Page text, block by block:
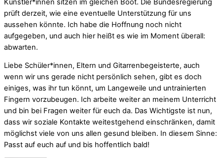
Künstler*innen sitzen im gleichen Boot. Die Bundesregierung
prüft derzeit, wie eine eventuelle Unterstützung für uns
aussehen könnte. Ich habe die Hoffnung noch nicht
aufgegeben, und auch hier heißt es wie im Moment überall:
abwarten.
Liebe Schüler*innen, Eltern und Gitarrenbegeisterte, auch
wenn wir uns gerade nicht persönlich sehen, gibt es doch
einiges, was ihr tun könnt, um Langeweile und untrainierten
Fingern vorzubeugen. Ich arbeite weiter an meinem Unterricht
und bin bei Fragen weiter für euch da. Das Wichtigste ist nun,
dass wir soziale Kontakte weitestgehend einschränken, damit
möglichst viele von uns allen gesund bleiben. In diesem Sinne:
Passt auf euch auf und bis hoffentlich bald!